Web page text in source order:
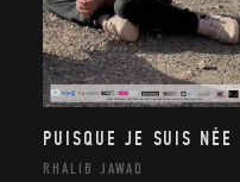
PUISQUE JE SUIS NÉE
RHALIB JAWAD